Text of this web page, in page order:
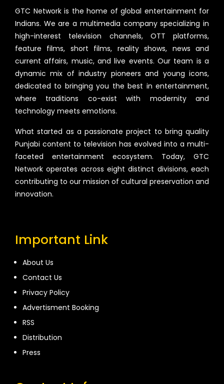
GTC Network is the home of global entertainment for
Indians. We are a multimedia company specializing in
high-interest television channels, OTT platforms,
feature films, short films, reality shows, news and
current affairs, music, and live events. Our team is a
dynamic mix of industry pioneers and young icons,
dedicated to bringing you the best in entertainment,
where traditions co-exist with modernity and
technology meets emotions.
What started as a passionate project to bring quality
Punjabi content to television has evolved into a multi-
faceted entertainment ecosystem. Today, GTC
Network operates across eight distinct divisions, each
contributing to our mission of cultural preservation and
innovation.
Important Link
About Us
Contact Us
Privacy Policy
Advertisment Booking
RSS
Distribution
Press